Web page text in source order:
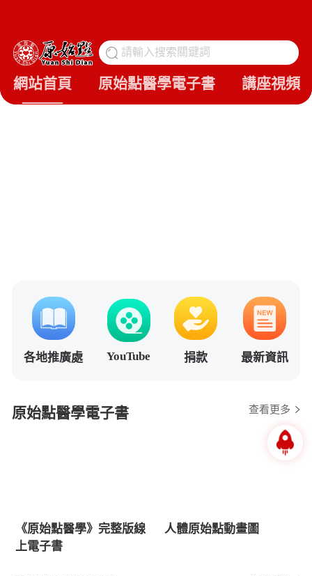
請輸入搜索關鍵詞
網站首頁 原始點醫學電子書 講座視頻
各地推廣處 YouTube 捐款 最新資訊
原始點醫學電子書 查看更多
《原始點醫學》完整版線
上電子書
人體原始點動畫圖